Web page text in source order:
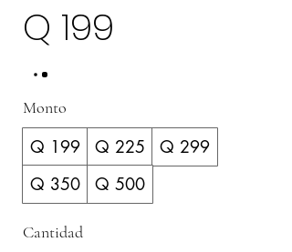
Q 199
Monto
Q 199 Q 225
Q 299
Q 350
Q 500
Cantidad